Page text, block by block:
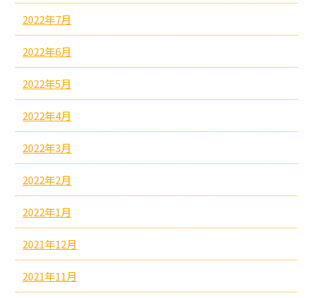
2022年7月
2022年6月
2022年5月
2022年4月
2022年3月
2022年2月
2022年1月
2021年12月
2021年11月